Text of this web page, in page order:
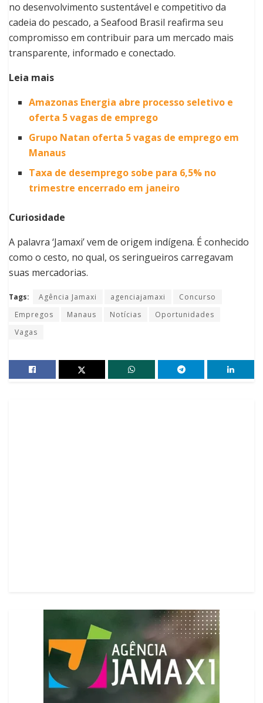
no desenvolvimento sustentável e competitivo da
cadeia do pescado, a Seafood Brasil reafirma seu
compromisso em contribuir para um mercado mais
transparente, informado e conectado.
Leia mais
Amazonas Energia abre processo seletivo e
oferta 5 vagas de emprego
Grupo Natan oferta 5 vagas de emprego em
Manaus
Taxa de desemprego sobe para 6,5% no
trimestre encerrado em janeiro
Curiosidade
A palavra ‘Jamaxi’ vem de origem indígena. É conhecido
como o cesto, no qual, os seringueiros carregavam
suas mercadorias.
Tags: Agência Jamaxi agenciajamaxi
Concurso
Empregos
Manaus Notícias
Oportunidades
Vagas